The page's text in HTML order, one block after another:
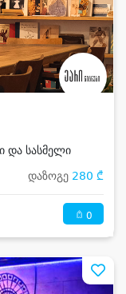
და სასმელი
დაზოგე 280 ₾
0